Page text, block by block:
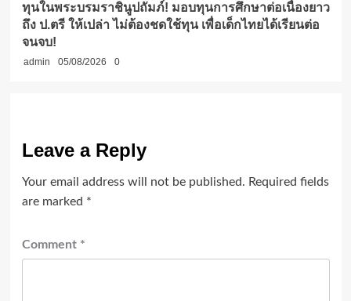
ทุนในพระบรมราชินูปถัมภ์! มอบทุนการศึกษาต่อเนื่องยาว
ถึง ป.ตรี ให้เปล่า ไม่ต้องชดใช้ทุน เพื่อเด็กไทยได้เรียนต่อ
จนจบ!
admin 05/08/2026 0
Leave a Reply
Your email address will not be published. Required fields
are marked *
Comment *